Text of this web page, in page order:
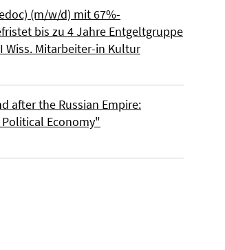
(m/w/d) mit 67%-
bis zu 4 Jahre Entgeltgruppe
Wiss. Mitarbeiter-in Kultur
after the Russian Empire:
Economy"